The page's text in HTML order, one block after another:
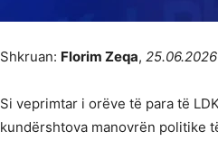
Shkruan: Florim Zeqa, 25.06.2026
Si veprimtar i orëve të para të
kundërshtova manovrën politike